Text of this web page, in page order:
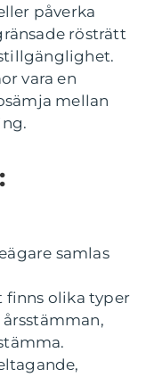
påverka
rösträtt
vara en
mellan
samlas
finns olika typer